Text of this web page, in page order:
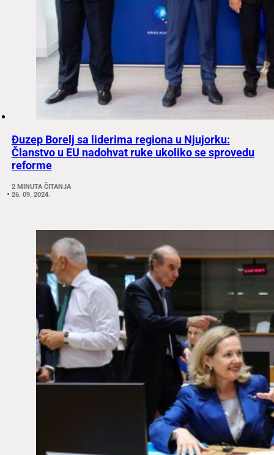
Đuzep Borelj sa liderima regiona u Njujorku:
Članstvo u EU nadohvat ruke ukoliko se sprovedu
reforme
2 MINUTA ČITANJA
26. 09. 2024.